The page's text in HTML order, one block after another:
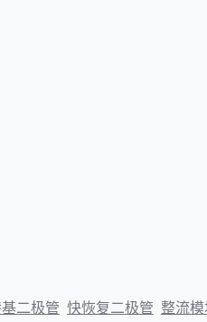
二极管 快恢复二极管 整流